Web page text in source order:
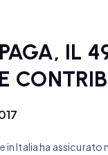
IL
in Italia ha assicurato